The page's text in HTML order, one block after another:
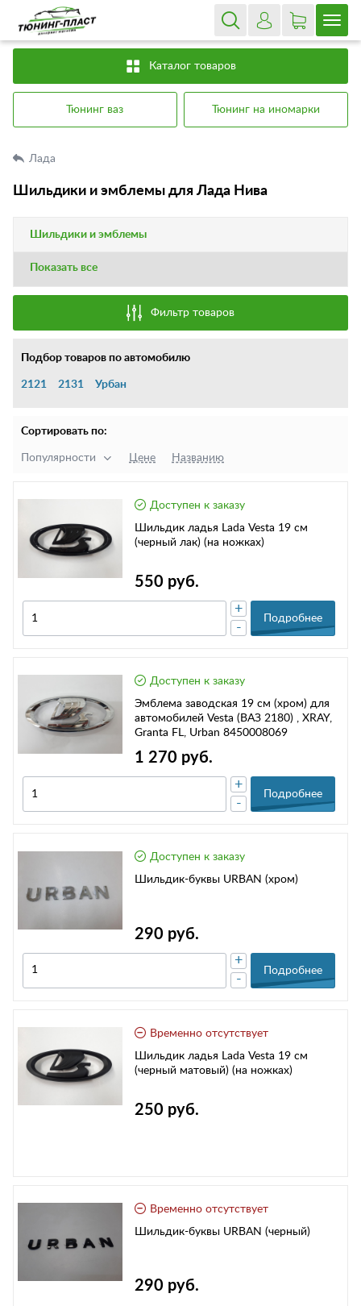
Каталог товаров
Тюнинг ваз Тюнинг на иномарки
Лада
Шильдики и эмблемы для Лада Нива
Шильдики и эмблемы
Показать все
Фильтр товаров
Подбор товаров по автомобилю
2121 2131 Урбан
Сортировать по:
Популярности Цене Названию
Доступен к заказу
Шильдик ладья Lada Vesta 19 см
(черный лак) (на ножках)
550 руб.
-
+
Подробнее
Доступен к заказу
Эмблема заводская 19 см (хром) для
автомобилей Vesta (ВАЗ 2180) , XRAY,
Granta FL, Urban 8450008069
1 270 руб.
-
+
Подробнее
Доступен к заказу
Шильдик-буквы URBAN (хром)
290 руб.
-
+
Подробнее
Временно отсутствует
Шильдик ладья Lada Vesta 19 см
(черный матовый) (на ножках)
250 руб.
Временно отсутствует
Шильдик-буквы URBAN (черный)
290 руб.